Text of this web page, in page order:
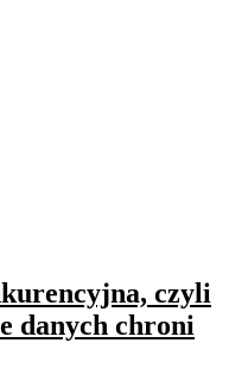
czyli
danych chroni